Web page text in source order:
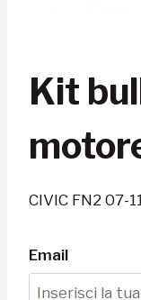
Kit
CIVIC FN2 07-
Email